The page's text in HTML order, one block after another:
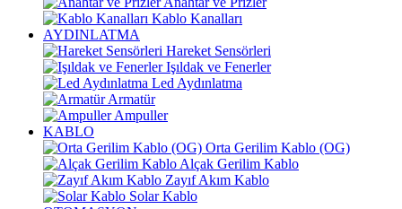
Kablo Kanalları
AYDINLATMA
Hareket Sensörleri
Işıldak ve Fenerler
Led Aydınlatma
Armatür
Ampuller
KABLO
Orta Gerilim Kablo (OG)
Alçak Gerilim Kablo
Zayıf Akım Kablo
Solar Kablo